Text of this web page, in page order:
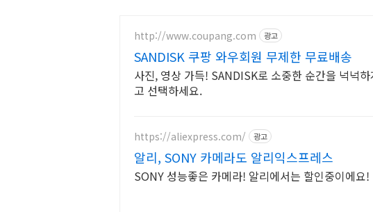
http://www.coupang.com 광고
SANDISK 쿠팡 와우회원 무제한 무료배송
사진, 영상 가득! SANDISK로 소중한 순간을 넉넉
고 선택하세요.
https://aliexpress.com/ 광고
알리, SONY 카메라도 알리익스프레스
SONY 성능좋은 카메라! 알리에서는 할인중이에요!